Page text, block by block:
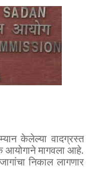
केलेल्या वादग्रस्त
आयोगाने मागवला आहे.
निकाल लागणार